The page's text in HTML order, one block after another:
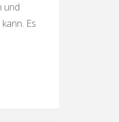
und
Es